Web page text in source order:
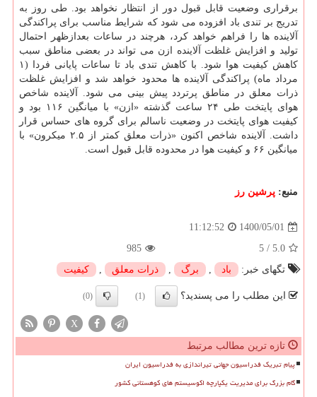
برقراری وضعیت قابل قبول دور از انتظار نخواهد بود. طی روز به
تدریج بر تندی باد افزوده می شود که شرایط مناسب برای پراکندگی
آلاینده ها را فراهم خواهد کرد، هرچند در ساعات بعدازظهر احتمال
تولید و افزایش غلظت آلاینده ازن می تواند در بعضی مناطق سبب
کاهش کیفیت هوا شود. با کاهش تندی باد تا ساعات پایانی فردا (۱
مرداد ماه) پراکندگی آلاینده ها محدود خواهد شد و افزایش غلظت
ذرات معلق در مناطق پرتردد پیش بینی می شود. آلاینده شاخص
هوای پایتخت طی ۲۴ ساعت گذشته «ازن» با میانگین ۱۱۶ بود و
کیفیت هوای پایتخت در وضعیت ناسالم برای گروه های حساس قرار
داشت. آلاینده شاخص اکنون «ذرات معلق کمتر از ۲.۵ میکرون» با
میانگین ۶۶ و کیفیت هوا در محدوده قابل قبول است.
منبع: پرشین رز
1400/05/01
11:12:52
5.0
/
5
985
تگهای خبر:
باد , برگ , ذرات معلق , كیفیت
این مطلب را می پسندید؟ (1)
(0)
X
تازه ترین مطالب مرتبط
پیام تبریک فدراسیون جهانی تیراندازی به فدراسیون ایران
گام بزرگ برای مدیریت یکپارچه اکوسیستم های کوهستانی کشور